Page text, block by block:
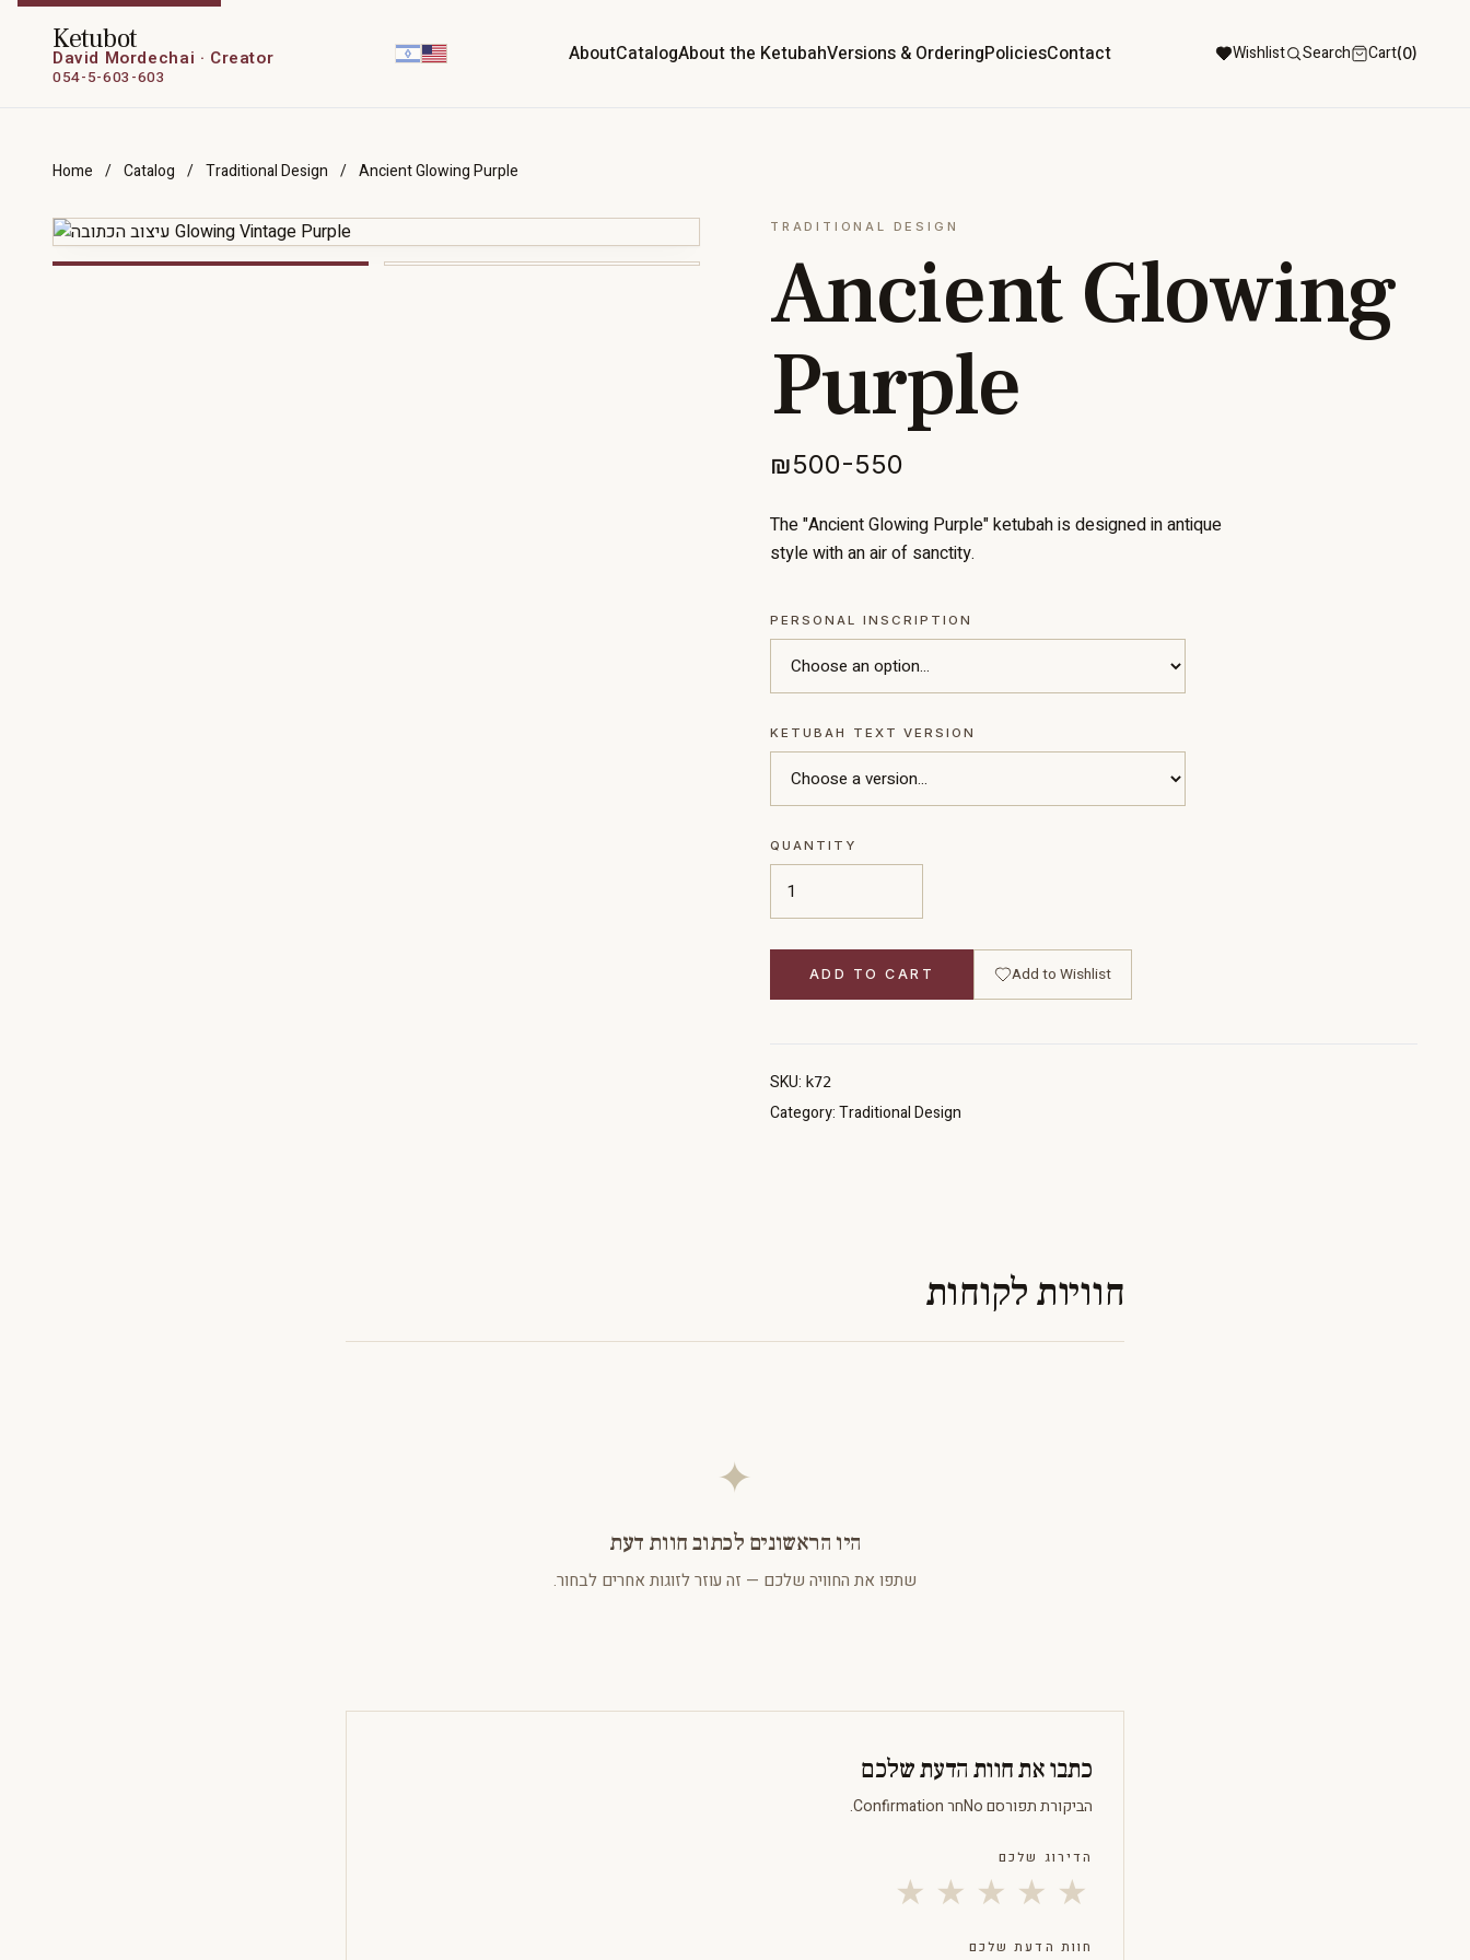
Ketubot
David Mordechai · Creator
054-5-603-603
AboutCatalogAbout the KetubahVersions & OrderingPoliciesContact Wishlist Search Cart(0)
Home / Catalog / Traditional Design / Ancient Glowing Purple
TRADITIONAL DESIGN
Ancient Glowing
Purple
₪500-550
The "Ancient Glowing Purple" ketubah is designed in antique
style with an air of sanctity.
PERSONAL INSCRIPTION
KETUBAH TEXT VERSION
QUANTITY
ADD TO CART Add to Wishlist
SKU: k72
Category:Traditional Design
חוויות לקוחות
✦
היו הראשונים לכתוב חוות דעת
שתפו את החוויה שלכם — זה עוזר לזוגות אחרים לבחור.
כתבו את חוות הדעת שלכם
הביקורת תפורסם Noחר Confirmation.
הדירוג שלכם
★ ★ ★ ★ ★
חוות הדעת שלכם